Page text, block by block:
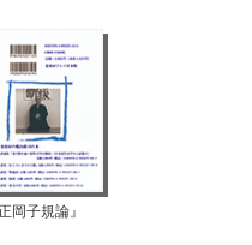
岡子規論』